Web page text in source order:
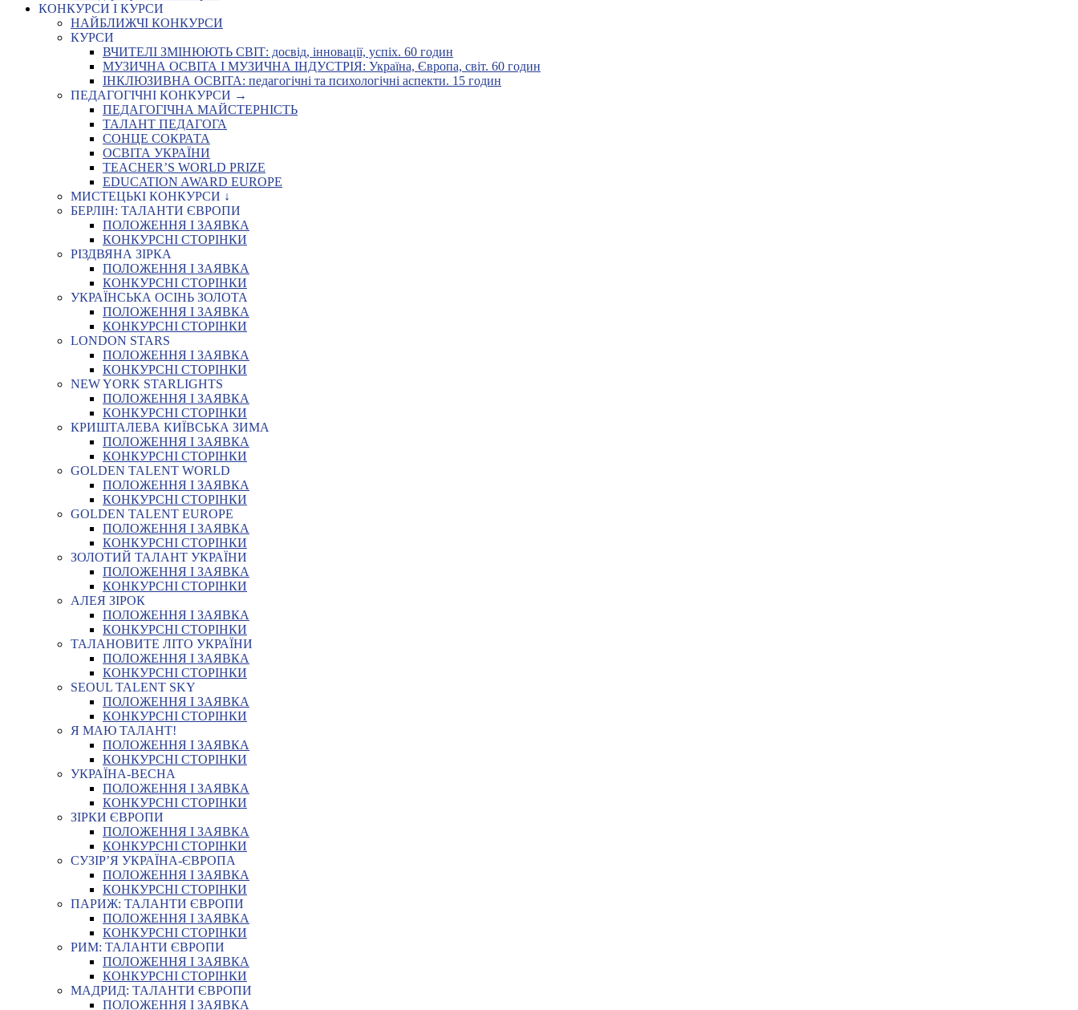
КОНКУРСИ І КУРСИ
НАЙБЛИЖЧІ КОНКУРСИ
КУРСИ
ВЧИТЕЛІ ЗМІНЮЮТЬ СВІТ: досвід, інновації, успіх. 60 годин
МУЗИЧНА ОСВІТА І МУЗИЧНА ІНДУСТРІЯ: Україна, Європа, світ. 60 годин
ІНКЛЮЗИВНА ОСВІТА: педагогічні та психологічні аспекти. 15 годин
ПЕДАГОГІЧНІ КОНКУРСИ →
ПЕДАГОГІЧНА МАЙСТЕРНІСТЬ
ТАЛАНТ ПЕДАГОГА
СОНЦЕ СОКРАТА
ОСВІТА УКРАЇНИ
TEACHER’S WORLD PRIZE
EDUCATION AWARD EUROPE
МИСТЕЦЬКІ КОНКУРСИ ↓
БЕРЛІН: ТАЛАНТИ ЄВРОПИ
ПОЛОЖЕННЯ І ЗАЯВКА
КОНКУРСНІ СТОРІНКИ
РІЗДВЯНА ЗІРКА
ПОЛОЖЕННЯ І ЗАЯВКА
КОНКУРСНІ СТОРІНКИ
УКРАЇНСЬКА ОСІНЬ ЗОЛОТА
ПОЛОЖЕННЯ І ЗАЯВКА
КОНКУРСНІ СТОРІНКИ
LONDON STARS
ПОЛОЖЕННЯ І ЗАЯВКА
КОНКУРСНІ СТОРІНКИ
NEW YORK STARLIGHTS
ПОЛОЖЕННЯ І ЗАЯВКА
КОНКУРСНІ СТОРІНКИ
КРИШТАЛЕВА КИЇВСЬКА ЗИМА
ПОЛОЖЕННЯ І ЗАЯВКА
КОНКУРСНІ СТОРІНКИ
GOLDEN TALENT WORLD
ПОЛОЖЕННЯ І ЗАЯВКА
КОНКУРСНІ СТОРІНКИ
GOLDEN TALENT EUROPE
ПОЛОЖЕННЯ І ЗАЯВКА
КОНКУРСНІ СТОРІНКИ
ЗОЛОТИЙ ТАЛАНТ УКРАЇНИ
ПОЛОЖЕННЯ І ЗАЯВКА
КОНКУРСНІ СТОРІНКИ
АЛЕЯ ЗІРОК
ПОЛОЖЕННЯ І ЗАЯВКА
КОНКУРСНІ СТОРІНКИ
ТАЛАНОВИТЕ ЛІТО УКРАЇНИ
ПОЛОЖЕННЯ І ЗАЯВКА
КОНКУРСНІ СТОРІНКИ
SEOUL TALENT SKY
ПОЛОЖЕННЯ І ЗАЯВКА
КОНКУРСНІ СТОРІНКИ
Я МАЮ ТАЛАНТ!
ПОЛОЖЕННЯ І ЗАЯВКА
КОНКУРСНІ СТОРІНКИ
УКРАЇНА-ВЕСНА
ПОЛОЖЕННЯ І ЗАЯВКА
КОНКУРСНІ СТОРІНКИ
ЗІРКИ ЄВРОПИ
ПОЛОЖЕННЯ І ЗАЯВКА
КОНКУРСНІ СТОРІНКИ
СУЗІР’Я УКРАЇНА-ЄВРОПА
ПОЛОЖЕННЯ І ЗАЯВКА
КОНКУРСНІ СТОРІНКИ
ПАРИЖ: ТАЛАНТИ ЄВРОПИ
ПОЛОЖЕННЯ І ЗАЯВКА
КОНКУРСНІ СТОРІНКИ
РИМ: ТАЛАНТИ ЄВРОПИ
ПОЛОЖЕННЯ І ЗАЯВКА
КОНКУРСНІ СТОРІНКИ
МАДРИД: ТАЛАНТИ ЄВРОПИ
ПОЛОЖЕННЯ І ЗАЯВКА